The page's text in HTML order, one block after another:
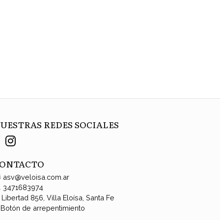
REDES SOCIALES
asv@veloisa.com.ar
3471683974
Libertad 856, Villa Eloísa, Santa Fe
de arrepentimiento